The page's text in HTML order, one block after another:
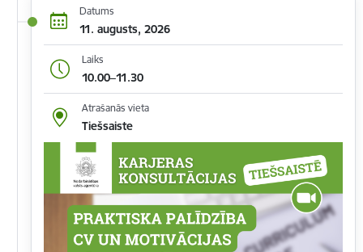
Datums
11. augusts, 2026
Laiks
10.00–11.30
Atrašanās vieta
Tiešsaiste